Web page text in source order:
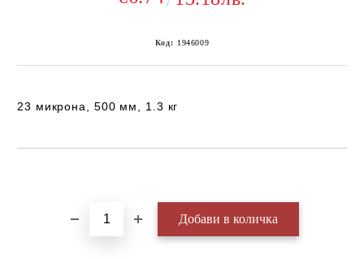
Код: 1946009
23 микрона, 500 мм, 1.3 кг